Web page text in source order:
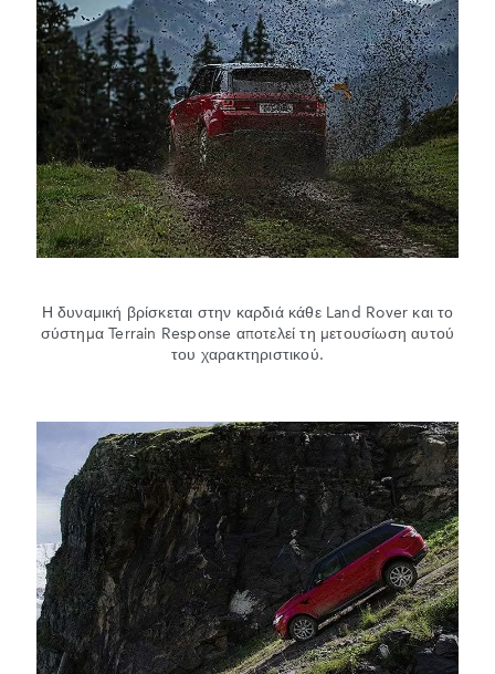
Η δυναμική βρίσκεται στην καρδιά κάθε Land Rover και το
σύστημα Terrain Response αποτελεί τη μετουσίωση αυτού
του χαρακτηριστικού.